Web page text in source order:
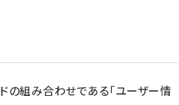
の組み合わせである「ユーザー情